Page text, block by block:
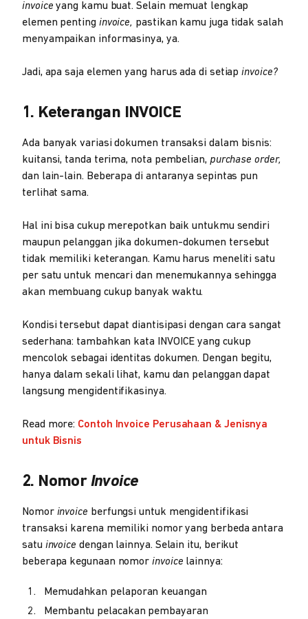
invoiceyang kamu buat. Selain memuat lengkap
elemen penting invoice, pastikan kamu juga tidak salah
menyampaikan informasinya, ya.
Jadi, apa saja elemen yang harus ada di setiapinvoice?
1. Keterangan INVOICE
Ada banyak variasi dokumen transaksi dalam bisnis:
kuitansi, tanda terima, nota pembelian, purchase order,
dan lain-lain. Beberapa di antaranya sepintas pun
terlihat sama.
Hal ini bisa cukup merepotkan baik untukmu sendiri
maupun pelanggan jika dokumen-dokumen tersebut
tidak memiliki keterangan. Kamu harus meneliti satu
per satu untuk mencari dan menemukannya sehingga
akan membuang cukup banyak waktu.
Kondisi tersebut dapat diantisipasi dengan cara sangat
sederhana: tambahkan kata INVOICE yang cukup
mencolok sebagai identitas dokumen. Dengan begitu,
hanya dalam sekali lihat, kamu dan pelanggan dapat
langsung mengidentifikasinya.
Read more: Contoh Invoice Perusahaan & Jenisnya
untuk Bisnis
2. Nomor Invoice
Nomor invoice berfungsi untuk mengidentifikasi
transaksi karena memiliki nomor yang berbeda antara
satu invoice dengan lainnya. Selain itu, berikut
beberapa kegunaan nomorinvoice lainnya:
Memudahkan pelaporan keuangan
Membantu pelacakan pembayaran